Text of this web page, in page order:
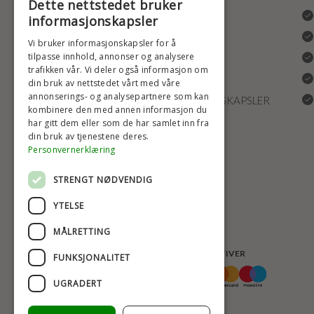
ANGRERETT
LEVERING OG RETURRETT
REKLAMASJONER
FRAKT
INNSTILLINGER FOR INFORMASJONSKAPSLER
BETALINGSALTERNATIVER
Dette nettstedet bruker
informasjonskapsler
Vi bruker informasjonskapsler for å
tilpasse innhold, annonser og analysere
trafikken vår. Vi deler også informasjon om
din bruk av nettstedet vårt med våre
annonserings- og analysepartnere som kan
kombinere den med annen informasjon du
har gitt dem eller som de har samlet inn fra
din bruk av tjenestene deres.
Personvernerklæring
STRENGT NØDVENDIG
YTELSE
MÅLRETTING
FUNKSJONALITET
UGRADERT